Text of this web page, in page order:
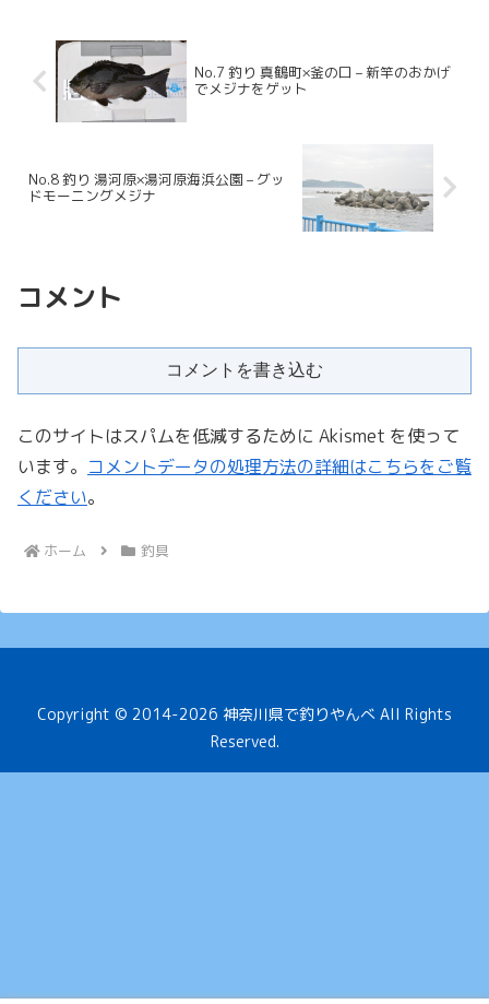
No.7 釣り 真鶴町×釜の口 – 新竿のおかげ
でメジナをゲット
No.8 釣り 湯河原×湯河原海浜公園 – グッ
ドモーニングメジナ
コメント
コメントを書き込む
このサイトはスパムを低減するために Akismet を使って
います。 コメントデータの処理方法の詳細はこちらをご覧
ください。
ホーム 釣具
Copyright © 2014-2026 神奈川県で釣りやんべ All Rights
Reserved.